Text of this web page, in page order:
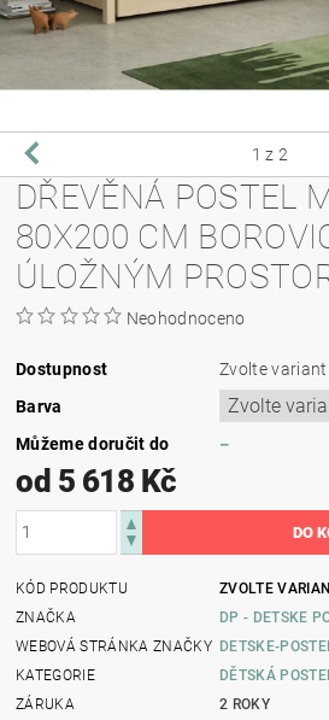
1 z 2
DŘEVĚNÁ POSTEL
80X200 CM
ÚLOŽNÝM
Neohodnoceno
Dostupnost
Zvolte
Barva
Můžeme doručit do
–
od 5 618 Kč
KÓD PRODUKTU
ZVOLTE
ZNAČKA
DP - DETSKE
WEBOVÁ STRÁNKA ZNAČKY DETSKE-
KATEGORIE
DĚTSKÁ
ZÁRUKA
2 ROKY